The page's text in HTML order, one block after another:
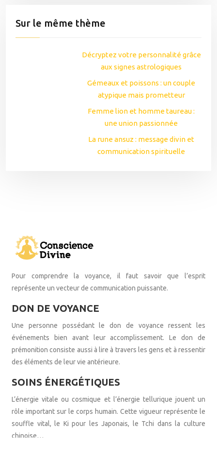
Sur le même thème
Décryptez votre personnalité grâce
aux signes astrologiques
Gémeaux et poissons : un couple
atypique mais prometteur
Femme lion et homme taureau :
une union passionnée
La rune ansuz : message divin et
communication spirituelle
Pour comprendre la voyance, il faut savoir que l’esprit
représente un vecteur de communication puissante.
DON DE VOYANCE
Une personne possédant le don de voyance ressent les
événements bien avant leur accomplissement. Le don de
prémonition consiste aussi à lire à travers les gens et à ressentir
des éléments de leur vie antérieure.
SOINS ÉNERGÉTIQUES
L’énergie vitale ou cosmique et l’énergie tellurique jouent un
rôle important sur le corps humain. Cette vigueur représente le
souffle vital, le Ki pour les Japonais, le Tchi dans la culture
chinoise…